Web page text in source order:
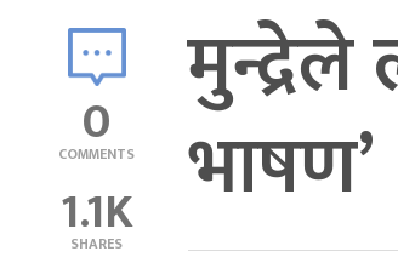
0
COMMENTS
1.1K
SHARES
मुन्द्रेले
भाषण’